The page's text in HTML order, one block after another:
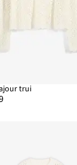
trui